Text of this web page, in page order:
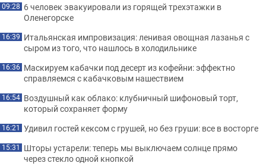
09:28 6 человек эвакуировали из горящей трехэтажки в
Оленегорске
16:39 Итальянская импровизация: ленивая овощная лазанья с
сыром из того, что нашлось в холодильнике
16:36 Маскируем кабачки под десерт из кофейни: эффектно
справляемся с кабачковым нашествием
16:54 Воздушный как облако: клубничный шифоновый торт,
который сохраняет форму
16:21 Удивил гостей кексом с грушей, но без груши: все в восторге
15:31 Шторы устарели: теперь мы выключаем солнце прямо
через стекло одной кнопкой